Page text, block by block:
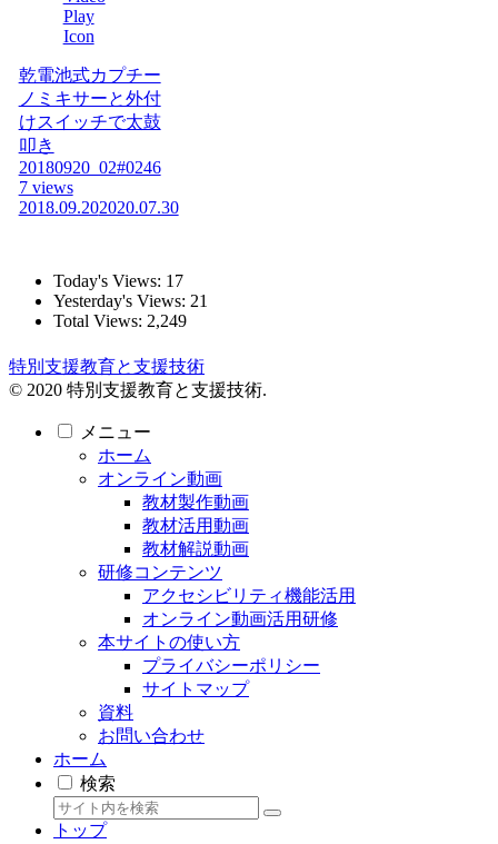
乾電池式カプチー
ノミキサーと外付
けスイッチで太鼓
叩き
20180920_02#0246
7 views
2018.09.202020.07.30
Today's Views: 17
Yesterday's Views: 21
Total Views: 2,249
特別支援教育と支援技術
© 2020 特別支援教育と支援技術.
メニュー
ホーム
オンライン動画
教材製作動画
教材活用動画
教材解説動画
研修コンテンツ
アクセシビリティ機能活用
オンライン動画活用研修
本サイトの使い方
プライバシーポリシー
サイトマップ
資料
お問い合わせ
ホーム
検索
トップ